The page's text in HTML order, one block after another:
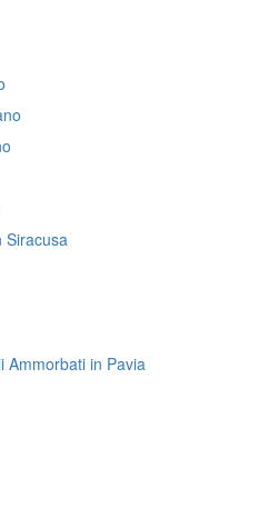
Siracusa
Ammorbati in Pavia